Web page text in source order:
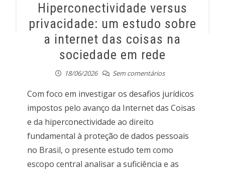
Hiperconectividade versus
privacidade: um estudo sobre
a internet das coisas na
sociedade em rede
18/06/2026 Sem comentários
Com foco em investigar os desafios jurídicos
impostos pelo avanço da Internet das Coisas
e da hiperconectividade ao direito
fundamental à proteção de dados pessoais
no Brasil, o presente estudo tem como
escopo central analisar a suficiência e as